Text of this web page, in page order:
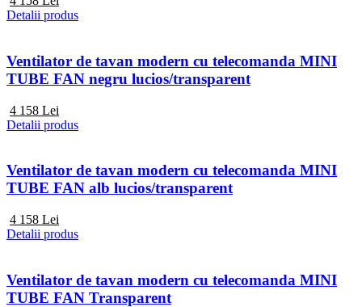
Detalii produs
Ventilator de tavan modern cu telecomanda MINI
TUBE FAN negru lucios/transparent
4 158 Lei
Detalii produs
Ventilator de tavan modern cu telecomanda MINI
TUBE FAN alb lucios/transparent
4 158 Lei
Detalii produs
Ventilator de tavan modern cu telecomanda MINI
TUBE FAN Transparent